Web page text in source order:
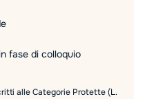
fase di colloquio
alle Categorie Protette (L.